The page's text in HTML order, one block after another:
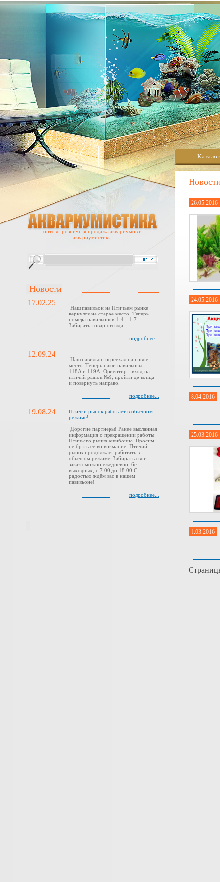
Каталог
26.05.2016
24.05.2016
8.04.2016
25.03.2016
1.03.2016
оптово-розничная продажа аквариумов и
аквариумистики.
Новости
17.02.25
Наш павильон на Птичьем рынке
вернулся на старое место. Теперь
номера павильонов 1-4 - 1-7.
Забирать товар отсюда.
подробнее...
12.09.24
Наш павильон переехал на новое
место. Теперь наши павильоны -
118А и 119А. Ориентир - вход на
птичий рынок №9, пройти до конца
и повернуть направо.
подробнее...
19.08.24
Птичий рынок работает в обычном
режиме!
Дорогие партнеры! Ранее высланная
информация о прекращении работы
Птичьего рынка ошибочна. Просим
не брать ее во внимание. Птичий
рынок продолжает работать в
обычном режиме. Забирать свои
заказы можно ежедневно, без
выходных, с 7.00 до 18.00 С
радостью ждём вас в нашем
павильоне!
подробнее...